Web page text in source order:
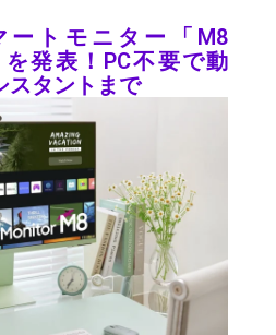
ートモニター「M8
発表！PC不要で動
スタントまで